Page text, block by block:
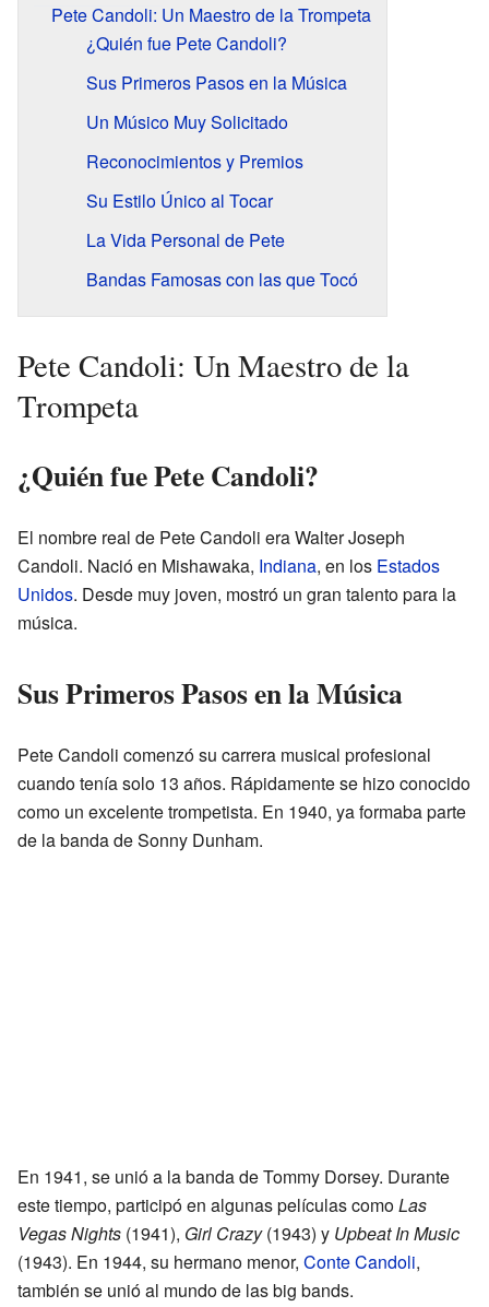
Pete Candoli: Un Maestro de la Trompeta
¿Quién fue Pete Candoli?
Sus Primeros Pasos en la Música
Un Músico Muy Solicitado
Reconocimientos y Premios
Su Estilo Único al Tocar
La Vida Personal de Pete
Bandas Famosas con las que Tocó
Pete Candoli: Un Maestro de la
Trompeta
¿Quién fue Pete Candoli?
El nombre real de Pete Candoli era Walter Joseph
Candoli. Nació en Mishawaka, Indiana, en los Estados
Unidos. Desde muy joven, mostró un gran talento para la
música.
Sus Primeros Pasos en la Música
Pete Candoli comenzó su carrera musical profesional
cuando tenía solo 13 años. Rápidamente se hizo conocido
como un excelente trompetista. En 1940, ya formaba parte
de la banda de Sonny Dunham.
En 1941, se unió a la banda de Tommy Dorsey. Durante
este tiempo, participó en algunas películas comoLas
Vegas Nights (1941), Girl Crazy(1943) y Upbeat In Music
(1943). En 1944, su hermano menor, Conte Candoli,
también se unió al mundo de las big bands.